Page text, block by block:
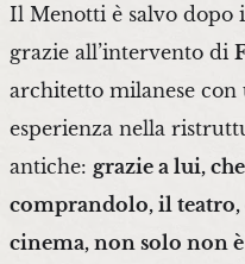
Il Menotti è salvo dopo
grazie all’intervento di
architetto milanese
esperienza nella
antiche: grazie a lui,
comprandolo, il teatro,
cinema, non solo non